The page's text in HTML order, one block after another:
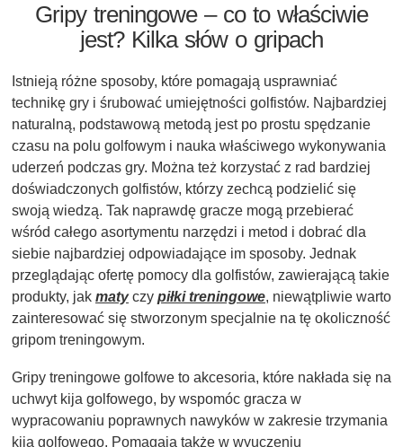
Gripy treningowe – co to właściwie
jest? Kilka słów o gripach
Istnieją różne sposoby, które pomagają usprawniać
technikę gry i śrubować umiejętności golfistów. Najbardziej
naturalną, podstawową metodą jest po prostu spędzanie
czasu na polu golfowym i nauka właściwego wykonywania
uderzeń podczas gry. Można też korzystać z rad bardziej
doświadczonych golfistów, którzy zechcą podzielić się
swoją wiedzą. Tak naprawdę gracze mogą przebierać
wśród całego asortymentu narzędzi i metod i dobrać dla
siebie najbardziej odpowiadające im sposoby. Jednak
przeglądając ofertę pomocy dla golfistów, zawierającą takie
produkty, jak matyczy piłki treningowe, niewątpliwie warto
zainteresować się stworzonym specjalnie na tę okoliczność
gripom treningowym.
Gripy treningowe golfowe to akcesoria, które nakłada się na
uchwyt kija golfowego, by wspomóc gracza w
wypracowaniu poprawnych nawyków w zakresie trzymania
kija golfowego, Pomagają także w wyuczeniu